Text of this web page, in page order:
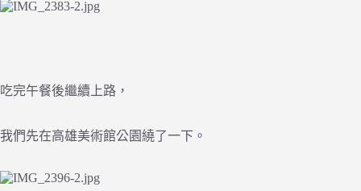
吃完午餐後繼續上路，
我們先在高雄美術館公園繞了一下。